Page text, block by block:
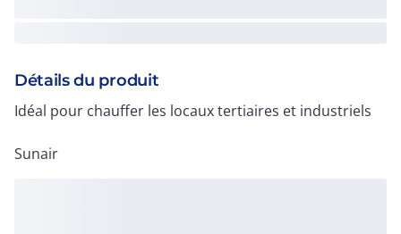
Détails du produit
Idéal pour chauffer les locaux tertiaires et industriels
Sunair